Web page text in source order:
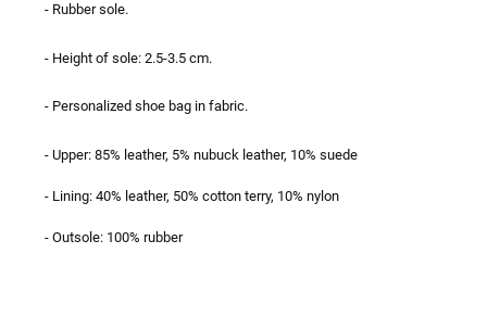
- Rubber sole.
- Height of sole: 2.5-3.5 cm.
- Personalized shoe bag in fabric.
- Upper: 85% leather, 5% nubuck leather, 10% suede
- Lining: 40% leather, 50% cotton terry, 10% nylon
- Outsole: 100% rubber